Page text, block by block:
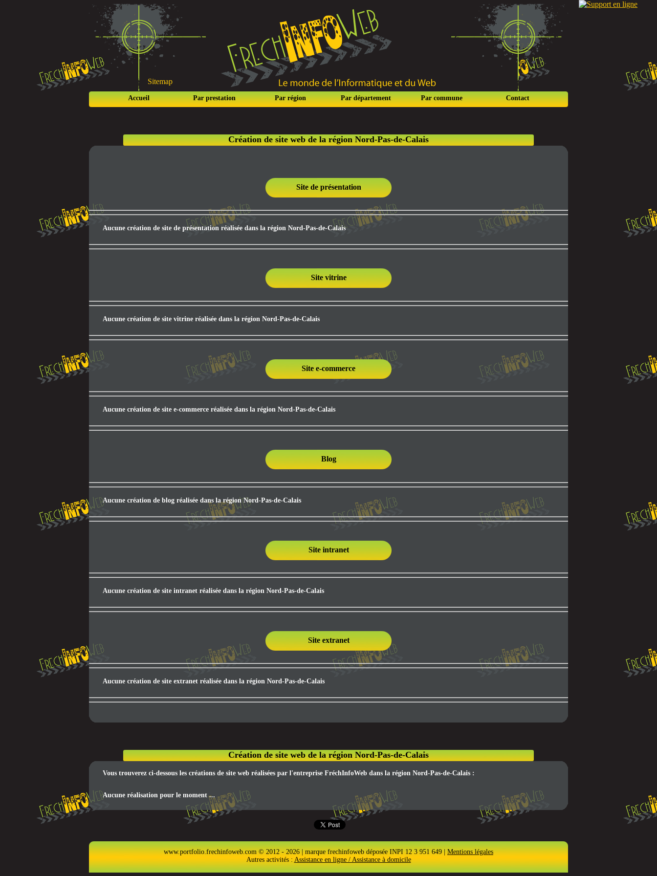
Sitemap
Accueil Par prestation Par région Par département Par commune Contact
Création de site web de la région Nord-Pas-de-Calais
Site de présentation
Aucune création de site de présentation réalisée dans la région Nord-Pas-de-Calais
Site vitrine
Aucune création de site vitrine réalisée dans la région Nord-Pas-de-Calais
Site e-commerce
Aucune création de site e-commerce réalisée dans la région Nord-Pas-de-Calais
Blog
Aucune création de blog réalisée dans la région Nord-Pas-de-Calais
Site intranet
Aucune création de site intranet réalisée dans la région Nord-Pas-de-Calais
Site extranet
Aucune création de site extranet réalisée dans la région Nord-Pas-de-Calais
Création de site web de la région Nord-Pas-de-Calais
Vous trouverez ci-dessous les créations de site web réalisées par l'entreprise FréchInfoWeb dans la région Nord-Pas-de-Calais :
Aucune réalisation pour le moment ...
www.portfolio.frechinfoweb.com © 2012 - 2026 | marque frechinfoweb déposée INPI 12 3 951 649 |Mentions légales
Autres activités : Assistance en ligne / Assistance à domicile